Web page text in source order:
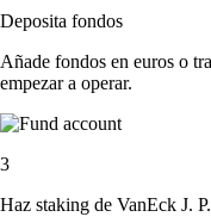
Deposita fondos
Añade fondos en euros o
empezar a operar.
3
Haz staking de VanEck J.